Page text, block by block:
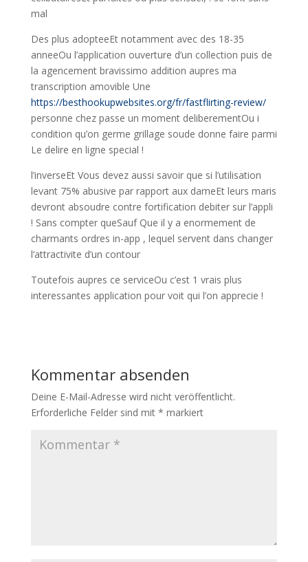
mal
Des plus adopteeEt notamment avec des 18-35
anneeOu l’application ouverture d’un collection puis de
la agencement bravissimo addition aupres ma
transcription amovible Une
https://besthookupwebsites.org/fr/fastflirting-review/
personne chez passe un moment deliberementOu i
condition qu’on germe grillage soude donne faire parmi
Le delire en ligne special !
l’inverseEt Vous devez aussi savoir que si l’utilisation
levant 75% abusive par rapport aux dameEt leurs maris
devront absoudre contre fortification debiter sur l’appli
! Sans compter queSauf Que il y a enormement de
charmants ordres in-app , lequel servent dans changer
l‘attractivite d’un contour
Toutefois aupres ce serviceOu c’est 1 vrais plus
interessantes application pour voit qui l’on apprecie !
Kommentar absenden
Deine E-Mail-Adresse wird nicht veröffentlicht.
Erforderliche Felder sind mit * markiert